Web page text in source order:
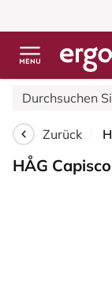
Zurück
HÅG